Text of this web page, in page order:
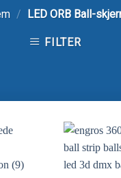
/ LED ORB Ball-
FILTER